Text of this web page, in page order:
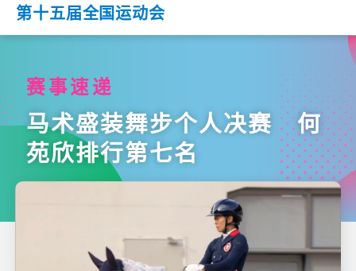
第十五届全国运动会
赛事速递
马术盛装舞步个人决赛 何
苑欣排行第七名